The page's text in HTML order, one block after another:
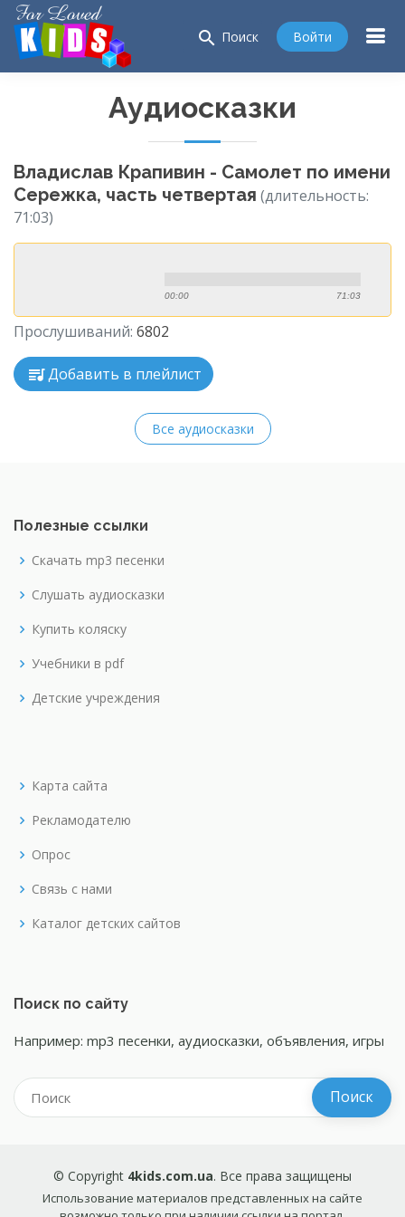
search Поиск Войти
Аудиосказки
Владислав Крапивин - Самолет по имени
Сережка, часть четвертая (длительность:
71:03)
00:00 71:03
Прослушиваний: 6802
Добавить в плейлист
Все аудиосказки
Полезные ссылки
Скачать mp3 песенки
Слушать аудиосказки
Купить коляску
Учебники в pdf
Детские учреждения
Карта сайта
Рекламодателю
Опрос
Связь с нами
Каталог детских сайтов
Поиск по сайту
Например: mp3 песенки, аудиосказки, объявления, игры
© Copyright 4kids.com.ua. Все права защищены
Использование материалов представленных на сайте